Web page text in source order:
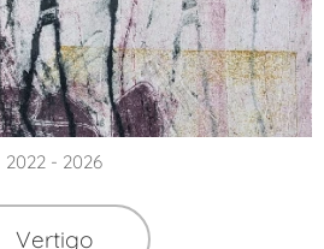
2022 - 2026
Vertigo